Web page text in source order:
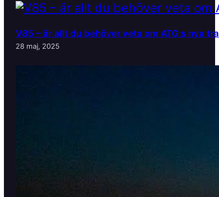
V85 – är allt du behöver veta om ATG:s nya
28 maj, 2025